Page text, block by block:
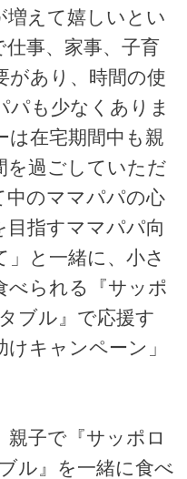
増えて嬉しいとい
事、家事、子育
があり、時間の使
パも少なくありま
は在宅期間中も親
を過ごしていただ
中のママパパの心
目指すママパパ向
と一緒に、小さ
べられる『サッポ
ブル』で応援す
キャンペーン」
子で『サッポロ
ル』を一緒に食べ